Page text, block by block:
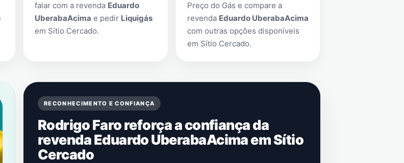
falar com a revenda Eduardo
UberabaAcima e pedir Liquigás
em Sítio Cercado.
Preço do Gás e compare a
revenda Eduardo UberabaAcima
com outras opções disponíveis
em Sítio Cercado.
RECONHECIMENTO E CONFIANÇA
Rodrigo Faro reforça a confiança da
revenda Eduardo UberabaAcima em Sítio
Cercado